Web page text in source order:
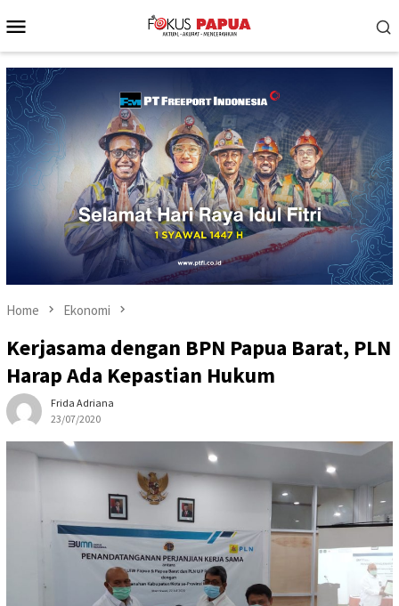
to
Menu
Home Ekonomi
Kerjasama dengan BPN Papua Barat, PLN
Harap Ada Kepastian Hukum
Frida Adriana
23/07/2020